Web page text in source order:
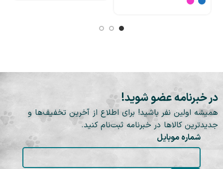
در خبرنامه عضو شوید!
همیشه اولین نفر باشید! برای اطلاع از آخرین تخفیف‌ها و
جدیدترین کالاها در خبرنامه ثبت‌نام کنید.
شماره موبایل